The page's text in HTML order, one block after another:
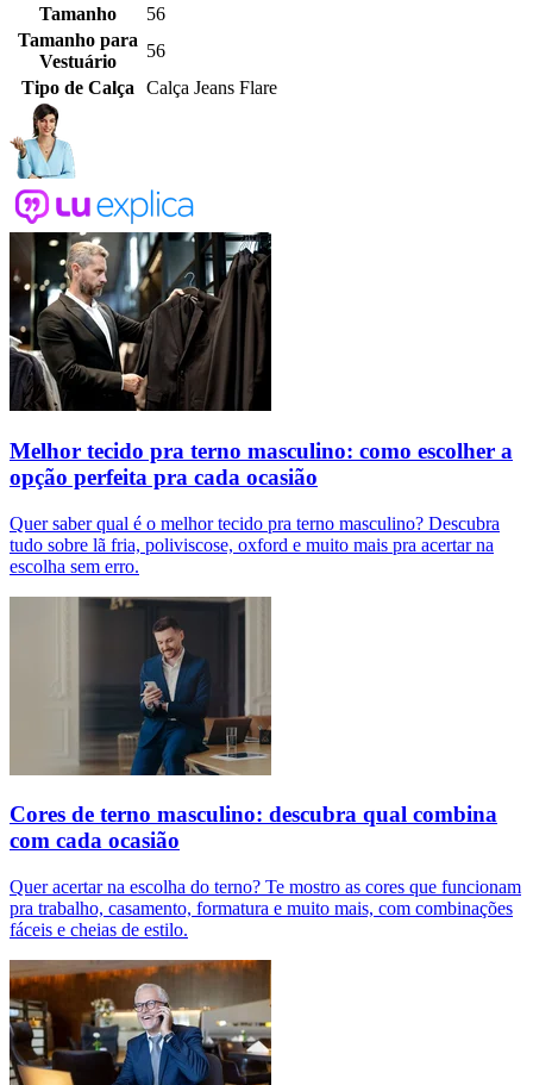
Tamanho
56
Tamanho para
Vestuário
56
Tipo de Calça
Calça Jeans Flare
Melhor tecido pra terno masculino: como escolher a
opção perfeita pra cada ocasião
Quer saber qual é o melhor tecido pra terno masculino? Descubra
tudo sobre lã fria, poliviscose, oxford e muito mais pra acertar na
escolha sem erro.
Cores de terno masculino: descubra qual combina
com cada ocasião
Quer acertar na escolha do terno? Te mostro as cores que funcionam
pra trabalho, casamento, formatura e muito mais, com combinações
fáceis e cheias de estilo.